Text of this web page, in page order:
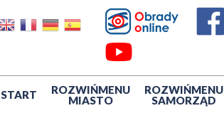
START ROZWIŃMENU
MIASTO
ROZWIŃMENU
SAMORZĄD